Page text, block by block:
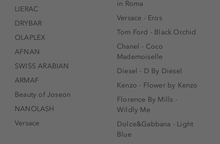
LIERAC
DRYBAR
OLAPLEX
AFNAN
SWISS ARABIAN
ARMAF
Beauty of Joseon
NANOLASH
Versace
in Roma
Versace - Eros
Tom Ford - Black Orchid
Chanel - Coco
Mademoiselle
Diesel - D By Diesel
Kenzo - Flower by Kenzo
Florence By Mills -
Wildly Me
Dolce&Gabbana - Light
Blue